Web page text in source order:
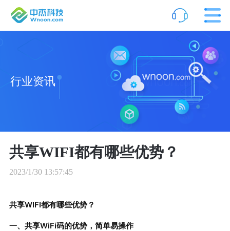
行业资讯
共享WIFI都有哪些优势？
2023/1/30 13:57:45
共享WIFI都有哪些优势？
一、共享WiFi码的优势，简单易操作